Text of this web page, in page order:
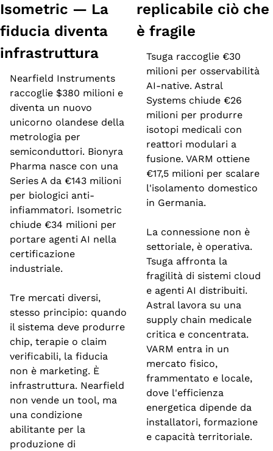
Isometric — La
fiducia diventa
infrastruttura
Nearfield Instruments
raccoglie $380 milioni e
diventa un nuovo
unicorno olandese della
metrologia per
semiconduttori. Bionyra
Pharma nasce con una
Series A da €143 milioni
per biologici anti-
infiammatori. Isometric
chiude €34 milioni per
portare agenti AI nella
certificazione
industriale.
Tre mercati diversi,
stesso principio: quando
il sistema deve produrre
chip, terapie o claim
verificabili, la fiducia
non è marketing. È
infrastruttura. Nearfield
non vende un tool, ma
una condizione
abilitante per la
produzione di
replicabile ciò che
è fragile
Tsuga raccoglie €30
milioni per osservabilità
AI-native. Astral
Systems chiude €26
milioni per produrre
isotopi medicali con
reattori modulari a
fusione. VARM ottiene
€17,5 milioni per scalare
l'isolamento domestico
in Germania.
La connessione non è
settoriale, è operativa.
Tsuga affronta la
fragilità di sistemi cloud
e agenti AI distribuiti.
Astral lavora su una
supply chain medicale
critica e concentrata.
VARM entra in un
mercato fisico,
frammentato e locale,
dove l'efficienza
energetica dipende da
installatori, formazione
e capacità territoriale.